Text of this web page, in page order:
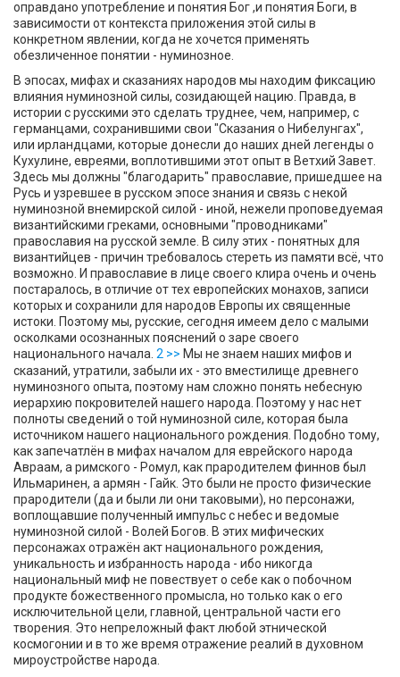
оправдано употребление и понятия Бог ,и понятия Боги, в
зависимости от контекста приложения этой силы в
конкретном явлении, когда не хочется применять
обезличенное понятии - нуминозное.
В эпосах, мифах и сказаниях народов мы находим фиксацию
влияния нуминозной силы, созидающей нацию. Правда, в
истории с русскими это сделать труднее, чем, например, с
германцами, сохранившими свои "Сказания о Нибелунгах",
или ирландцами, которые донесли до наших дней легенды о
Кухулине, евреями, воплотившими этот опыт в Ветхий Завет.
Здесь мы должны "благодарить" православие, пришедшее на
Русь и узревшее в русском эпосе знания и связь с некой
нуминозной внемирской силой - иной, нежели проповедуемая
византийскими греками, основными "проводниками"
православия на русской земле. В силу этих - понятных для
византийцев - причин требовалось стереть из памяти всё, что
возможно. И православие в лице своего клира очень и очень
постаралось, в отличие от тех европейских монахов, записи
которых и сохранили для народов Европы их священные
истоки. Поэтому мы, русские, сегодня имеем дело с малыми
осколками осознанных пояснений о заре своего
национального начала. 2 >> Мы не знаем наших мифов и
сказаний, утратили, забыли их - это вместилище древнего
нуминозного опыта, поэтому нам сложно понять небесную
иерархию покровителей нашего народа. Поэтому у нас нет
полноты сведений о той нуминозной силе, которая была
источником нашего национального рождения. Подобно тому,
как запечатлён в мифах началом для еврейского народа
Авраам, а римского - Ромул, как прародителем финнов был
Ильмаринен, а армян - Гайк. Это были не просто физические
прародители (да и были ли они таковыми), но персонажи,
воплощавшие полученный импульс с небес и ведомые
нуминозной силой - Волей Богов. В этих мифических
персонажах отражён акт национального рождения,
уникальность и избранность народа - ибо никогда
национальный миф не повествует о себе как о побочном
продукте божественного промысла, но только как о его
исключительной цели, главной, центральной части его
творения. Это непреложный факт любой этнической
космогонии и в то же время отражение реалий в духовном
мироустройстве народа.